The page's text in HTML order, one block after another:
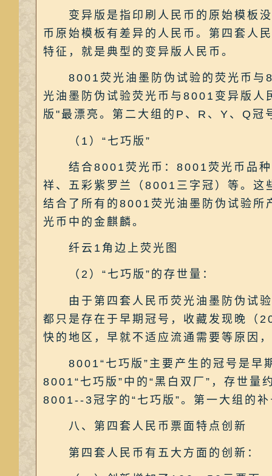
变异版是指印刷人民币的原始模板没
币原始模板有差异的人民币。第四套人
特征，就是典型的变异版人民币。
8001荧光油墨防伪试验的荧光币与
光油墨防伪试验荧光币与8001变异版人
版"最漂亮。第二大组的P、R、Y、Q冠
（1）“七巧版”
结合8001荧光币：8001荧光币品种
祥、五彩紫罗兰（8001三字冠）等。
结合了所有的8001荧光油墨防伪试验
光币中的金麒麟。
纤云1角边上荧光图
（2）“七巧版”的存世量：
由于第四套人民币荧光油墨防伪试验
都只是存在于早期冠号，收藏发现晚（
快的地区，早就不适应流通需要等原因
8001“七巧版”主要产生的冠号是早
8001“七巧版”中的“黑白双厂”，存世量
8001--3冠字的“七巧版”。第一大组的
八、第四套人民币票面特点创新
第四套人民币有五大方面的创新：